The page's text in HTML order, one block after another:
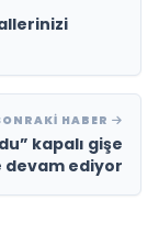
HABER
kapalı gişe
ediyor